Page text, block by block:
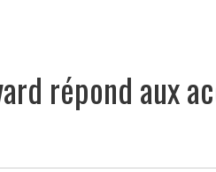
répond aux